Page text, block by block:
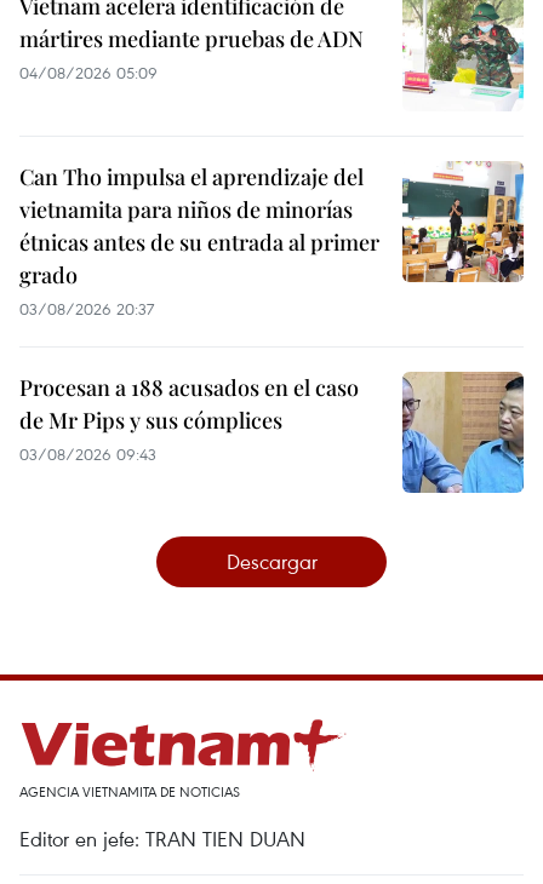
mártires mediante pruebas de ADN
04/08/2026 05:09
Can Tho impulsa el aprendizaje del
vietnamita para niños de minorías
étnicas antes de su entrada al primer
grado
03/08/2026 20:37
Procesan a 188 acusados en el caso
de Mr Pips y sus cómplices
03/08/2026 09:43
Descargar
AGENCIA VIETNAMITA DE NOTICIAS
Editor en jefe: TRAN TIEN DUAN